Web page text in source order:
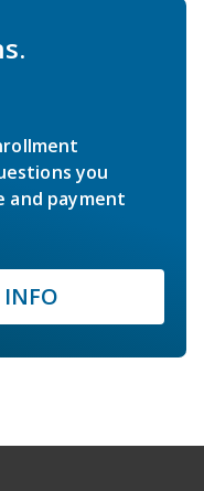
you
and payment
INFO